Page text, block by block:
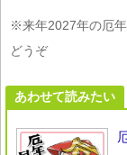
※来年2027年の厄
どうぞ
あわせて読みたい